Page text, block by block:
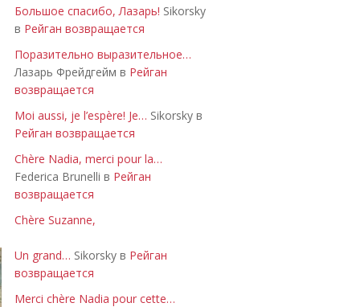
Большое спасибо, Лазарь! Sikorsky
в Рейган возвращается
Поразительно выразительное…
Лазарь Фрейдгейм в Рейган
возвращается
Moi aussi, je l’espère! Je… Sikorsky в
Рейган возвращается
Chère Nadia, merci pour la…
Federica Brunelli в Рейган
возвращается
Chère Suzanne,
Un grand… Sikorsky в Рейган
возвращается
Merci chère Nadia pour cette…